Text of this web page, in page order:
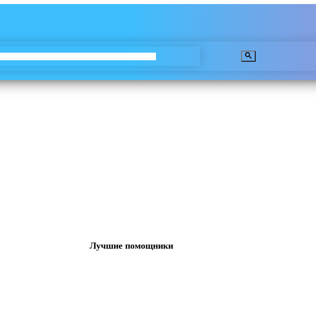
Лучшие помощники